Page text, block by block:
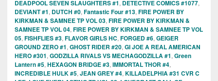
DEADPOOL SEVEN SLAUGHTERS #1, DETECTIVE COMICS #1077,
DEVIANT #1, DUTCH #0,Fantastic Four #13,FIRE POWER BY
KIRKMAN & SAMNEE TP VOL 03,FIRE POWER BY KIRKMAN &
SAMNEE TP VOL 04,FIRE POWER BY KIRKMAN & SAMNEE TP VOL
05,FISHFLIES #3,FLAVOR GIRLS HC,FORGED #6,GEIGER
GROUND ZERO #1,GHOST RIDER #20,GI JOE A REAL AMERICAN
HERO #301,GODZILLA RIVALS VS MECHAGODZILLA #1,Green
Lantern #5,HEXAGON BRIDGE #3,IMMORTAL THOR #4,
INCREDIBLE HULK #5,JEAN GREY #4,KILLADELPHIA #31 CVR C